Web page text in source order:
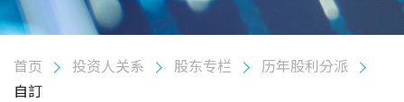
质量政策
投资人关系
首页 投资人关系 股东专栏
历年股利分派
自訂